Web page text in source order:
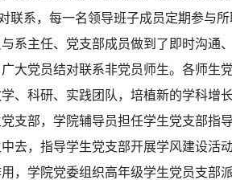
联系，每一名领导班子成员定期参与
系主任、党支部成员做到了即时沟通
大党员结对联系非党员师生。各师生
、科研、实践团队，培植新的学科增
支部，学院辅导员担任学生党支部指
去，指导学生党支部开展学风建设活
，学院党委组织高年级学生党员支部